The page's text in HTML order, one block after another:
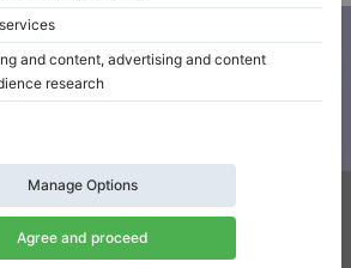
nostra newsletter
su tutte le novità di Klaviano